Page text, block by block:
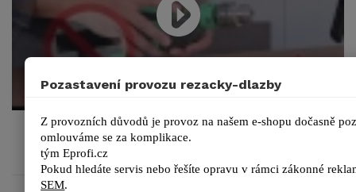
Brocas RUBI diamant Easy gres plus
Pozastavení provozu rezacky-dlazby
Z provozních důvodů je provoz na našem e-shopu dočasně
omlouváme se za komplikace.
tým Eprofi.cz
Pokud hledáte servis nebo řešíte opravu v rámci zákonné
SEM.